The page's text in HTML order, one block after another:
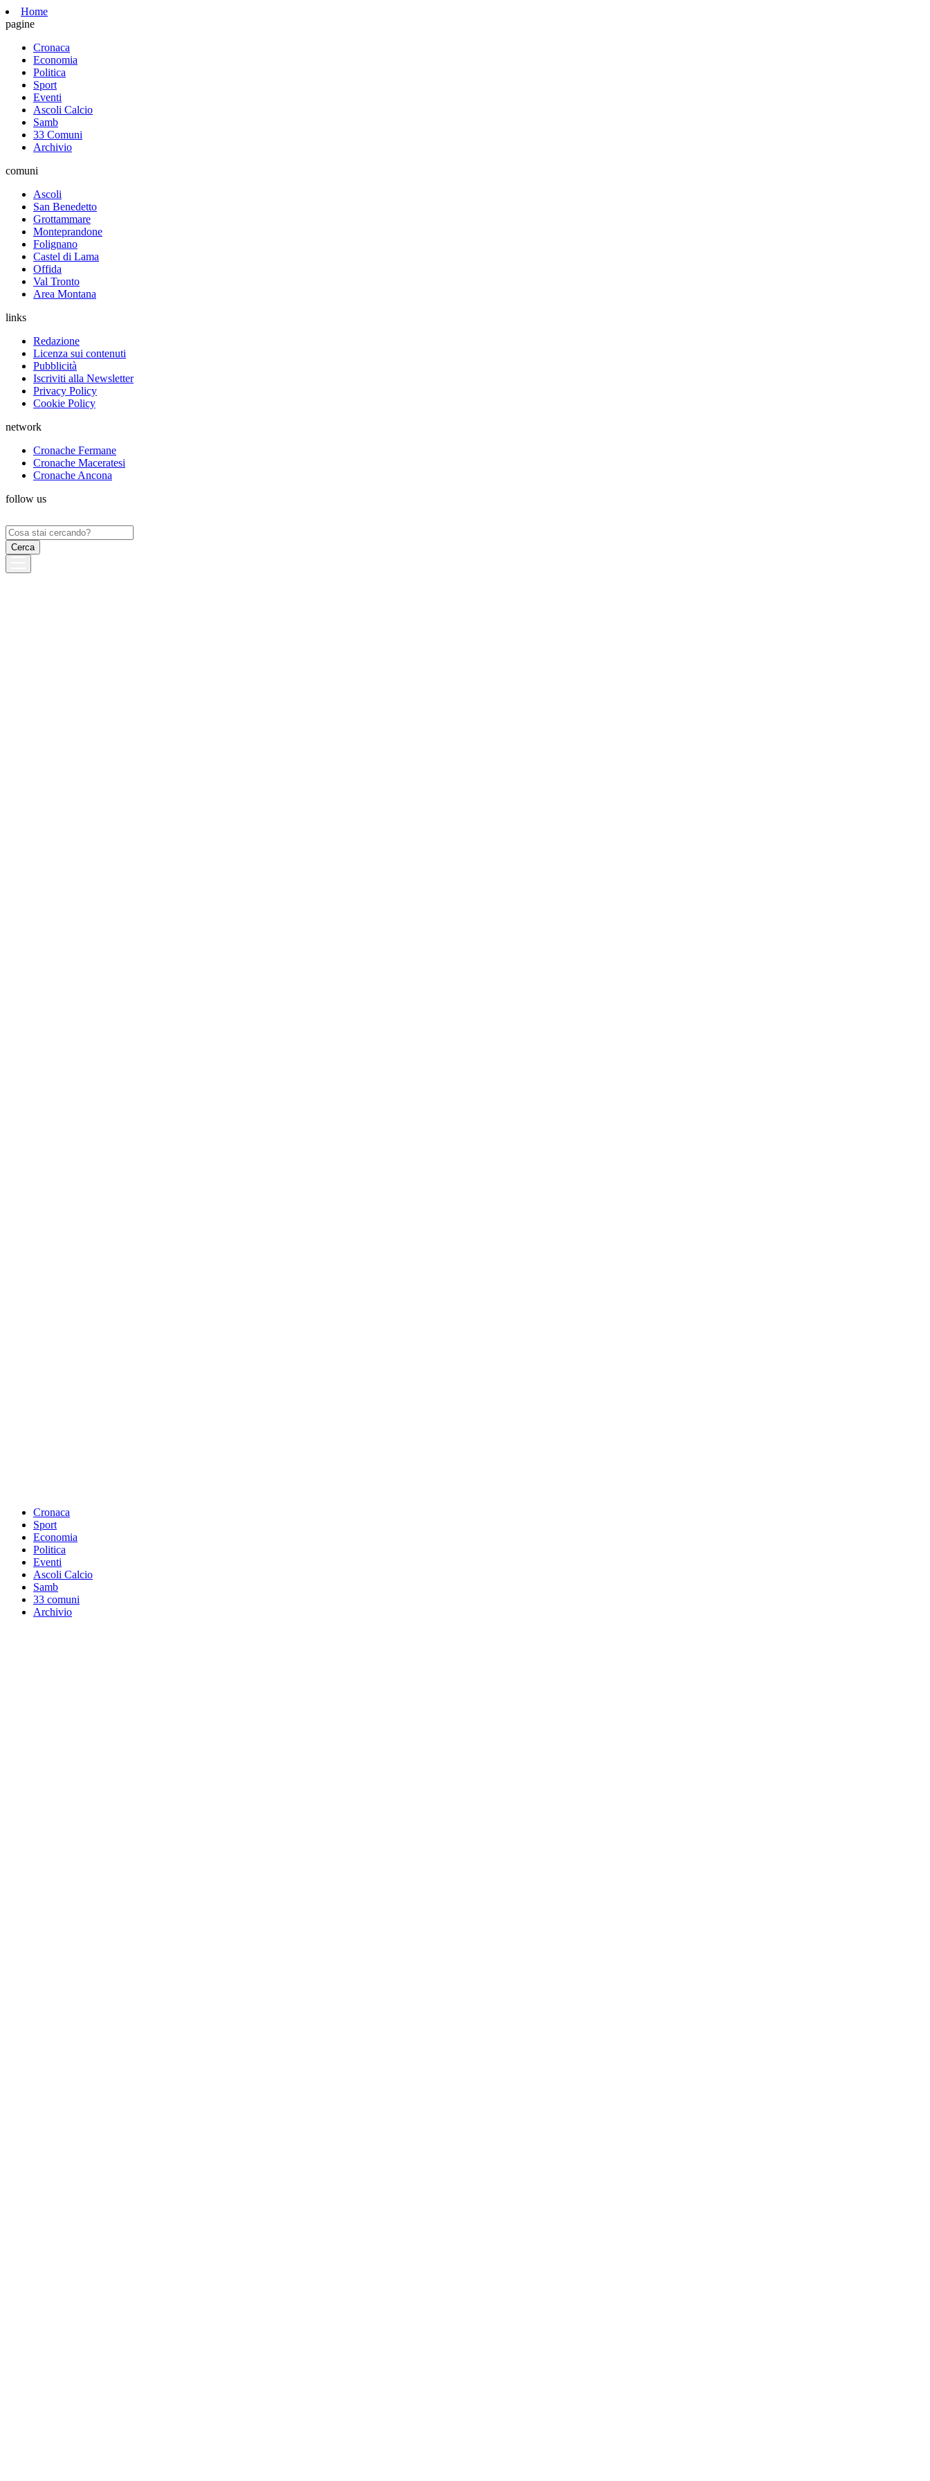
Home
pagine
Cronaca
Economia
Politica
Sport
Eventi
Ascoli Calcio
Samb
33 Comuni
Archivio
comuni
Ascoli
San Benedetto
Grottammare
Monteprandone
Folignano
Castel di Lama
Offida
Val Tronto
Area Montana
links
Redazione
Licenza sui contenuti
Pubblicità
Iscriviti alla Newsletter
Privacy Policy
Cookie Policy
network
Cronache Fermane
Cronache Maceratesi
Cronache Ancona
follow us
Ricerca
per:
Cronaca
Sport
Economia
Politica
Eventi
Ascoli Calcio
Samb
33 comuni
Archivio